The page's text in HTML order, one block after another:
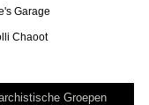
Garage
Chaoot
Groepen